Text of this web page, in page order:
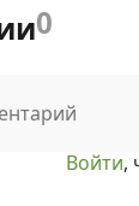
0
Войти,